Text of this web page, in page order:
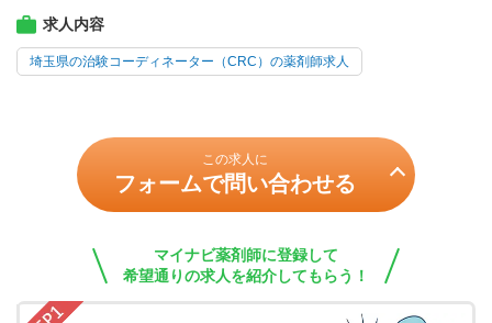
求人内容
埼玉県の治験コーディネーター（CRC）の薬剤師求人
この求人に
フォームで問い合わせる
マイナビ薬剤師に登録して
希望通りの求人を紹介してもらう！